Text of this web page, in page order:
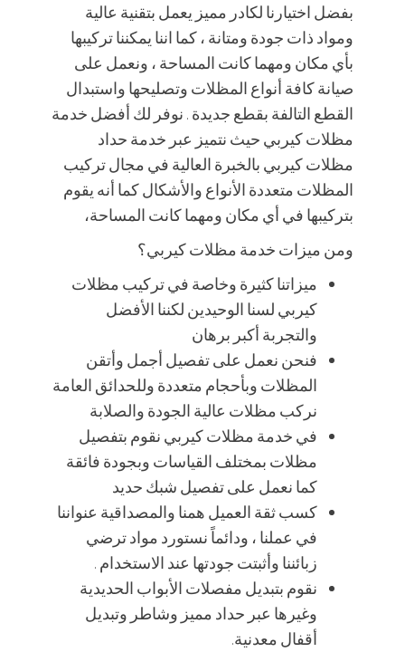
بفضل اختيارنا لكادر مميز يعمل بتقنية عالية
ومواد ذات جودة ومتانة ، كما اننا يمكننا تركيبها
بأي مكان ومهما كانت المساحة ، ونعمل على
صيانة كافة أنواع المظلات وتصليحها واستبدال
القطع التالفة بقطع جديدة . نوفر لك أفضل خدمة
مظلات كيربي حيث نتميز عبر خدمة حداد
مظلات كيربي بالخبرة العالية في مجال تركيب
المظلات متعددة الأنواع والأشكال كما أنه يقوم
بتركيبها في أي مكان ومهما كانت المساحة،
ومن ميزات خدمة مظلات كيربي؟
ميزاتنا كثيرة وخاصة في تركيب مظلات
كيربي لسنا الوحيدين لكننا الأفضل
والتجربة أكبر برهان
فنحن نعمل على تفصيل أجمل وأتقن
المظلات وبأحجام متعددة وللحدائق العامة
نركب مظلات عالية الجودة والصلابة
في خدمة مظلات كيربي نقوم بتفصيل
مظلات بمختلف القياسات وبجودة فائقة
كما نعمل على تفصيل شبك حديد
كسب ثقة العميل همنا والمصداقية عنواننا
في عملنا ، ودائماً نستورد مواد ترضي
زبائننا وأثبتت جودتها عند الاستخدام .
نقوم بتبديل مفصلات الأبواب الحديدية
وغيرها عبر حداد مميز وشاطر وتبديل
أقفال معدنية.